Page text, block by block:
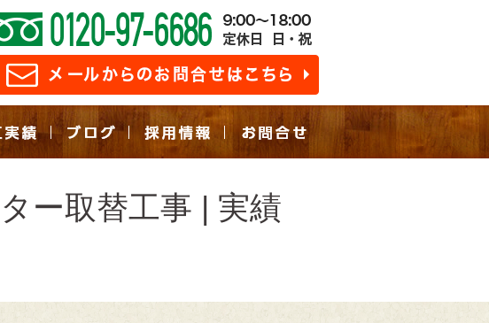
ー取替工事 | 実績